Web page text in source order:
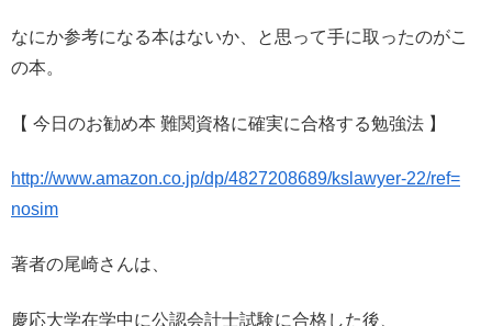
なにか参考になる本はないか、と思って手に取ったのがこ
の本。
【 今日のお勧め本 難関資格に確実に合格する勉強法 】
http://www.amazon.co.jp/dp/4827208689/kslawyer-22/ref=
nosim
著者の尾崎さんは、
慶応大学在学中に公認会計士試験に合格した後、